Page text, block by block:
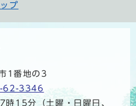
プ
1番地の3
62-3346
15分（土曜・日曜日、